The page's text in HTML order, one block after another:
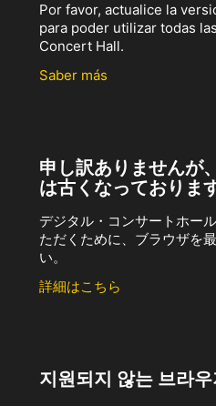
Por favor, actualice la
para poder utilizar todas
Concert Hall.
Saber más
申し訳ありませんが
は古くなっておりま
デジタル・コンサートホー
ただくために、ブラウザを
い。
詳細はこちら
지원되지 않는 브라